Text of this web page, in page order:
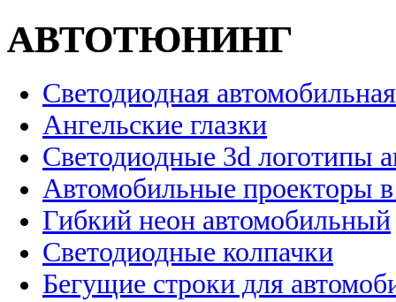
АВТОТЮНИНГ
Светодиодная
Ангельские глазки
Светодиодные 3d логотипы
Автомобильные проекторы
Гибкий неон автомобильный
Светодиодные колпачки
Бегущие строки для